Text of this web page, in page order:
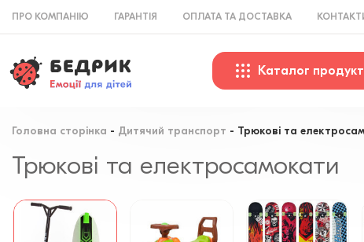
ПРО КОМПАНІЮ ГАРАНТІЯ ОПЛАТА ТА ДОСТАВКА
Каталог
Головна сторінка Дитячий транспорт Трюкові та
Трюкові та електросамокати